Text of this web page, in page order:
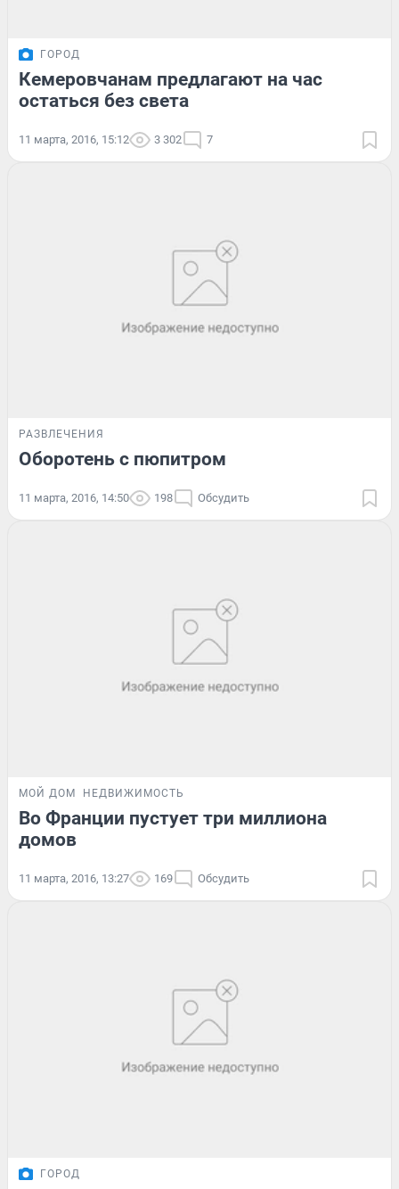
ГОРОД
Кемеровчанам предлагают на час
остаться без света
11 марта, 2016, 15:12 3 302 7
РАЗВЛЕЧЕНИЯ
Оборотень с пюпитром
11 марта, 2016, 14:50 198 Обсудить
МОЙ ДОМ НЕДВИЖИМОСТЬ
Во Франции пустует три миллиона
домов
11 марта, 2016, 13:27 169 Обсудить
ГОРОД